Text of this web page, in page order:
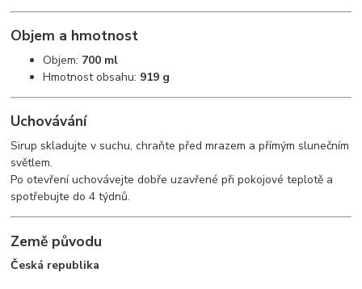
Objem a hmotnost
Objem: 700 ml
Hmotnost obsahu: 919 g
Uchovávání
Sirup skladujte v suchu, chraňte před mrazem a přímým slunečním
světlem.
Po otevření uchovávejte dobře uzavřené při pokojové teplotě a
spotřebujte do 4 týdnů.
Země původu
Česká republika